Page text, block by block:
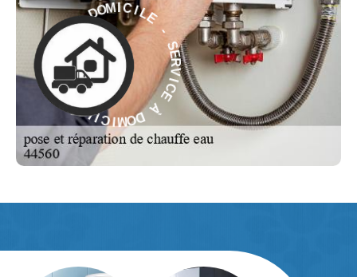
S
E
R
V
I
E
DO
MICILE -
S ER
V
I
C
E
À
D
O
M
I
C
I
L
E
-